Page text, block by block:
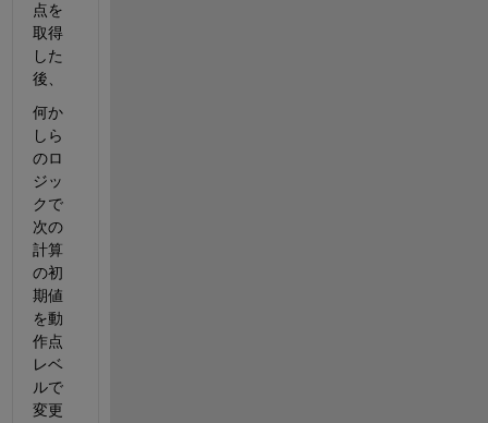
点を
取得
した
後、
何か
しら
のロ
ジッ
クで
次の
計算
の初
期値
を動
作点
レベ
ルで
変更